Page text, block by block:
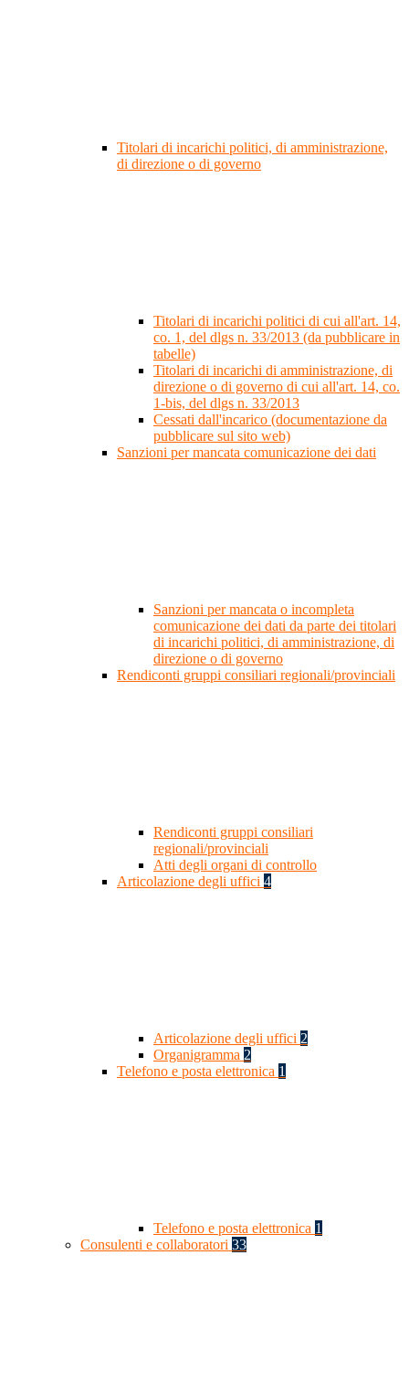
Titolari di incarichi politici, di amministrazione,
di direzione o di governo
Titolari di incarichi politici di cui all'art. 14,
co. 1, del dlgs n. 33/2013 (da pubblicare in
tabelle)
Titolari di incarichi di amministrazione, di
direzione o di governo di cui all'art. 14, co.
1-bis, del dlgs n. 33/2013
Cessati dall'incarico (documentazione da
pubblicare sul sito web)
Sanzioni per mancata comunicazione dei dati
Sanzioni per mancata o incompleta
comunicazione dei dati da parte dei titolari
di incarichi politici, di amministrazione, di
direzione o di governo
Rendiconti gruppi consiliari regionali/provinciali
Rendiconti gruppi consiliari
regionali/provinciali
Atti degli organi di controllo
Articolazione degli uffici 4
Articolazione degli uffici 2
Organigramma 2
Telefono e posta elettronica 1
Telefono e posta elettronica 1
Consulenti e collaboratori 33